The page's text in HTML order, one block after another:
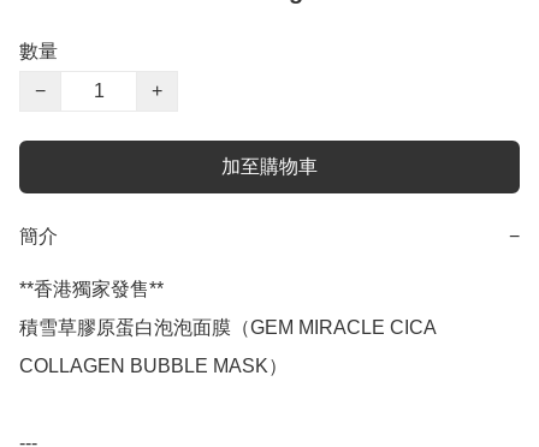
數量
−
+
加至購物車
簡介 −
**香港獨家發售**
積雪草膠原蛋白泡泡面膜（GEM MIRACLE CICA
COLLAGEN BUBBLE MASK）